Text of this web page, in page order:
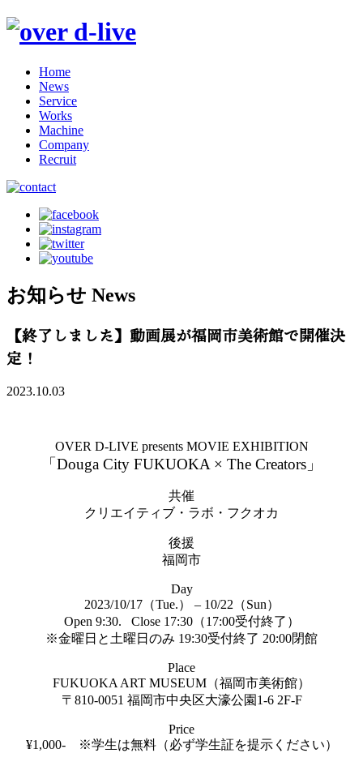
Home
News
Service
Works
Machine
Company
Recruit
お知らせ News
【終了しました】動画展が福岡市美術館で開催決
定！
2023.10.03
OVER D-LIVE presents MOVIE EXHIBITION
「 Douga City FUKUOKA × The Creators 」
共催
クリエイティブ・ラボ・フクオカ
後援
福岡市
Day
2023/10/17（Tue.） – 10/22（Sun）
Open 9:30.
Close 17:30（17:00受付終了）
※金曜日と土曜日のみ 19:30受付終了 20:00閉館
Place
FUKUOKA ART MUSEUM （福岡市美術館）
〒 810-0051 福岡市中央区大濠公園1-6 2F-F
Price
¥1,000-
※学生は無料（必ず学生証を提示ください）